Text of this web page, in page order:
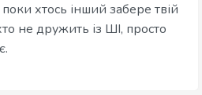
хтось інший забере твій
не дружить із ШІ, просто